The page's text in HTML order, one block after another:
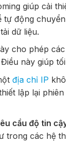
giúp cải
tự động
dữ liệu.
cho phép
này giúp
địa chỉ IP
lập lại
cầu độ tin
trong các hệ